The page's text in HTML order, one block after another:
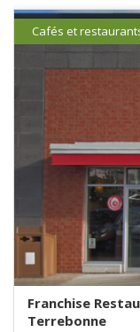
Cafés et
Franchise
Terrebonne